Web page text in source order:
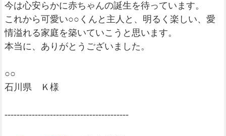
今は心安らかに赤ちゃんの誕生を待っています。
これから可愛い○○くんと主人と、明るく楽しい、愛
情溢れる家庭を築いていこうと思います。
本当に、ありがとうございました。
○○
石川県 Ｋ様
-----------------------------------------